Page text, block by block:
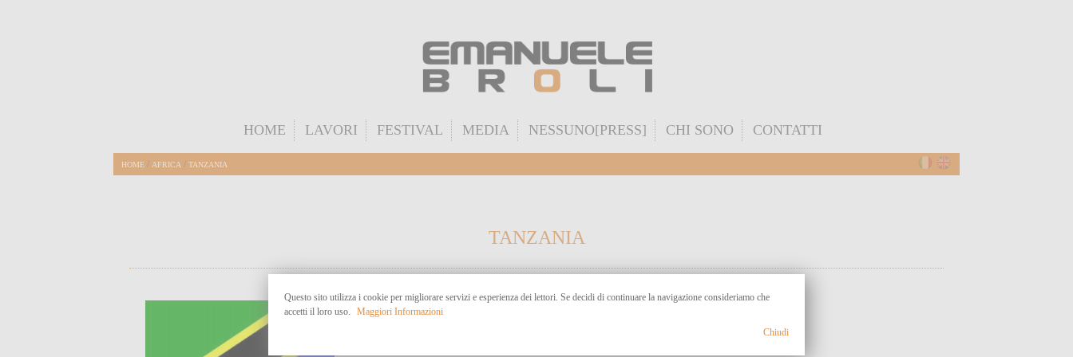
HOME LAVORI FESTIVAL MEDIA NESSUNO[PRESS] CHI SONO CONTATTI
HOME / AFRICA / TANZANIA
TANZANIA
Questo sito utilizza i cookie per migliorare servizi e esperienza dei lettori. Se decidi di continuare la navigazione consideriamo che
accetti il loro uso.
Maggiori Informazioni
Chiudi